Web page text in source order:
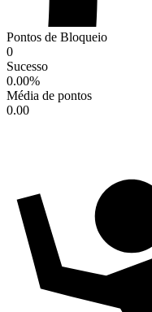
Pontos de Bloqueio
0
Sucesso
0.00%
Média de pontos
0.00